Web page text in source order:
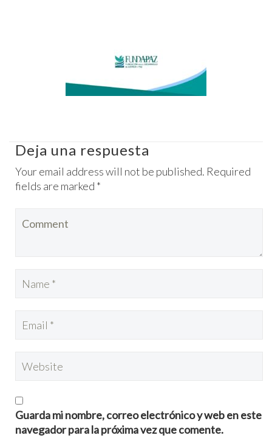
Deja una respuesta
Your email address will not be published. Required
fields are marked *
Guarda mi nombre, correo electrónico y web en este
navegador para la próxima vez que comente.